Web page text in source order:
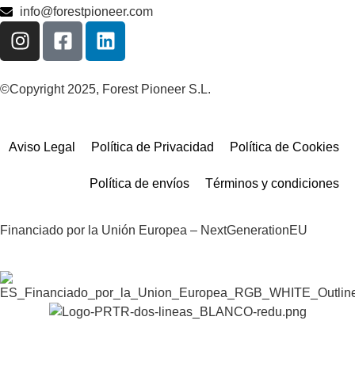
info@forestpioneer.com
©Copyright 2025, Forest Pioneer S.L.
Aviso Legal Política de Privacidad Política de Cookies
Política de envíos Términos y condiciones
Financiado por la Unión Europea – NextGenerationEU